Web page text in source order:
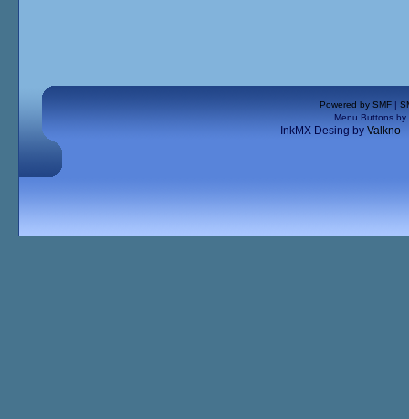
Powered by SMF |
Menu Buttons by
InkMX Desing by Valkno